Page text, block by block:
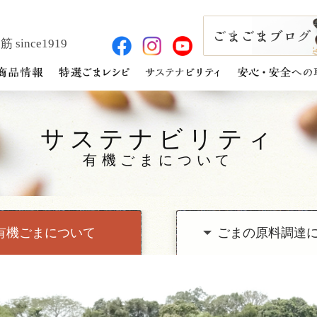
since1919
サステナビリティ
有機ごまについて
機ごまについて ごまの原料調達